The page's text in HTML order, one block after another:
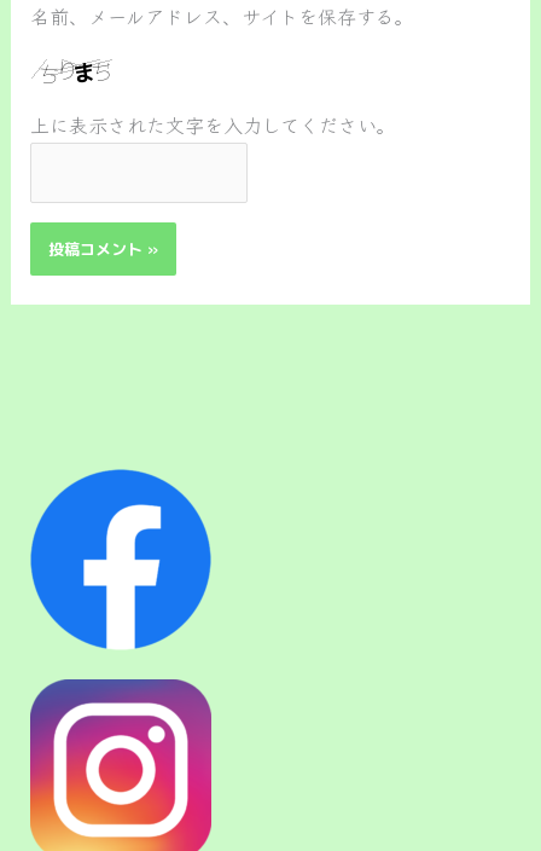
名前、メールアドレス、サイトを保存する。
上に表示された文字を入力してください。